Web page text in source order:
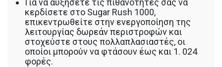
Για να αυξήσετε τις πιθανότητές σας να
κερδίσετε στο Sugar Rush 1000,
επικεντρωθείτε στην ενεργοποίηση της
λειτουργίας δωρεάν περιστροφών και
στοχεύστε στους πολλαπλασιαστές, οι
οποίοι μπορούν να φτάσουν έως και 1. 024
φορές.